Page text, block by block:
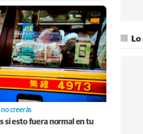
creerás
si esto fuera normal en tu